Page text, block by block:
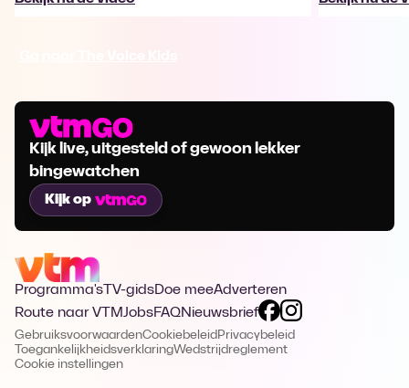
Kijk live, uitgesteld of gewoon lekker
bingewatchen
Kijk op
Programma's TV-gidsDoe meeAdverteren
Route naar VTMJobsFAQNieuwsbrief
GebruiksvoorwaardenCookiebeleid Privacybeleid
ToegankelijkheidsverklaringWedstrijdreglement
Cookie instellingen